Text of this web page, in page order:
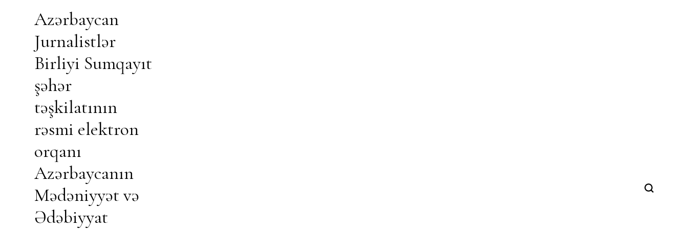
Azərbaycan
Jurnalistlər
Birliyi Sumqayıt
şəhər
təşkilatının
rəsmi elektron
orqanı
Azərbaycanın
Mədəniyyət və
Ədəbiyyat